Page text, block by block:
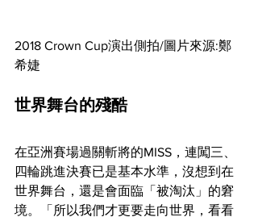
2018 Crown Cup演出側拍/圖片來源:鄭
希婕
世界舞台的殘酷
在亞洲賽場過關斬將的MISS，連闖三、
四輪跳進決賽已是基本水準，沒想到在
世界舞台，還是會面臨「被淘汰」的窘
境。「所以我們才更要走向世界，看看